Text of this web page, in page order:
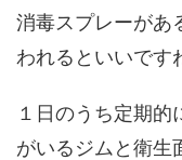
消毒スプレーがあ
われるといいです
１日のうち定期
がいるジムと衛生